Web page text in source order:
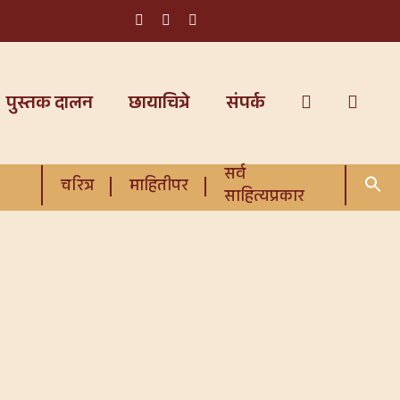
पुस्तक दालन छायाचित्रे संपर्क
चरित्र माहितीपर
सर्व
साहित्यप्रकार